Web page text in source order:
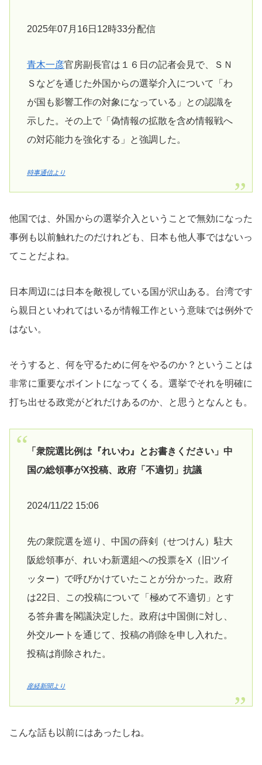
2025年07月16日12時33分配信
青木一彦官房副長官は１６日の記者会見で、ＳＮ
Ｓなどを通じた外国からの選挙介入について「わ
が国も影響工作の対象になっている」との認識を
示した。その上で「偽情報の拡散を含め情報戦へ
の対応能力を強化する」と強調した。
時事通信より
他国では、外国からの選挙介入ということで無効になった
事例も以前触れたのだけれども、日本も他人事ではないっ
てことだよね。
日本周辺には日本を敵視している国が沢山ある。台湾です
ら親日といわれてはいるが情報工作という意味では例外で
はない。
そうすると、何を守るために何をやるのか？ということは
非常に重要なポイントになってくる。選挙でそれを明確に
打ち出せる政党がどれだけあるのか、と思うとなんとも。
「衆院選比例は『れいわ』とお書きください」中
国の総領事がX投稿、政府「不適切」抗議
2024/11/22 15:06
先の衆院選を巡り、中国の薛剣（せつけん）駐大
阪総領事が、れいわ新選組への投票をX（旧ツイ
ッター）で呼びかけていたことが分かった。政府
は22日、この投稿について「極めて不適切」とす
る答弁書を閣議決定した。政府は中国側に対し、
外交ルートを通じて、投稿の削除を申し入れた。
投稿は削除された。
産経新聞より
こんな話も以前にはあったしね。